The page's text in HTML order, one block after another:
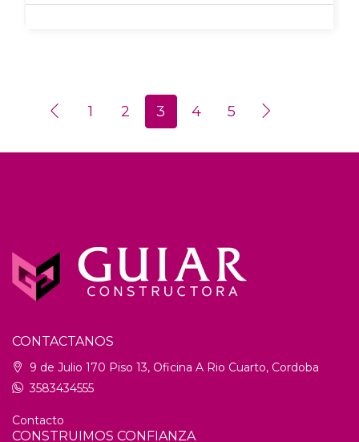
1 2 3 4 5
CONTACTANOS
9 de Julio 170 Piso 13, Oficina A Rio Cuarto, Cordoba
3583434555
Contacto
CONSTRUIMOS CONFIANZA